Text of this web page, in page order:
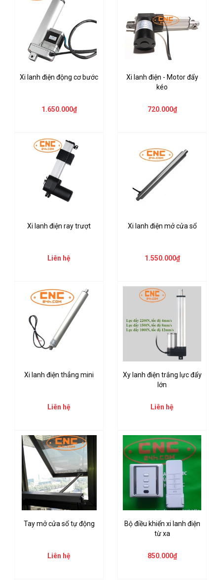
Xi lanh điện động cơ bước
1.650.000₫
Xi lanh điện - Motor đẩy
kéo
720.000₫
Xi lanh điện ray trượt
Liên hệ
Xi lanh điện mở cửa sổ
1.550.000₫
Xi lanh điện thẳng mini
Liên hệ
Xy lanh điện trắng lực đẩy
lớn
Liên hệ
Tay mở cửa sổ tự động
Liên hệ
Bộ điều khiển xi lanh điện
từ xa
850.000₫